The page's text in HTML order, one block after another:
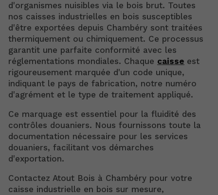
d'organismes nuisibles via le bois brut. Toutes
nos caisses industrielles en bois susceptibles
d'être exportées depuis Chambéry sont traitées
thermiquement ou chimiquement. Ce processus
garantit une parfaite conformité avec les
réglementations mondiales. Chaque caisse est
rigoureusement marquée d'un code unique,
indiquant le pays de fabrication, notre numéro
d'agrément et le type de traitement appliqué.
Ce marquage est essentiel pour la fluidité des
contrôles douaniers. Nous fournissons toute la
documentation nécessaire pour les services
douaniers, facilitant vos démarches
d'exportation.
Contactez Atout Bois à Chambéry pour votre
caisse industrielle en bois sur mesure,